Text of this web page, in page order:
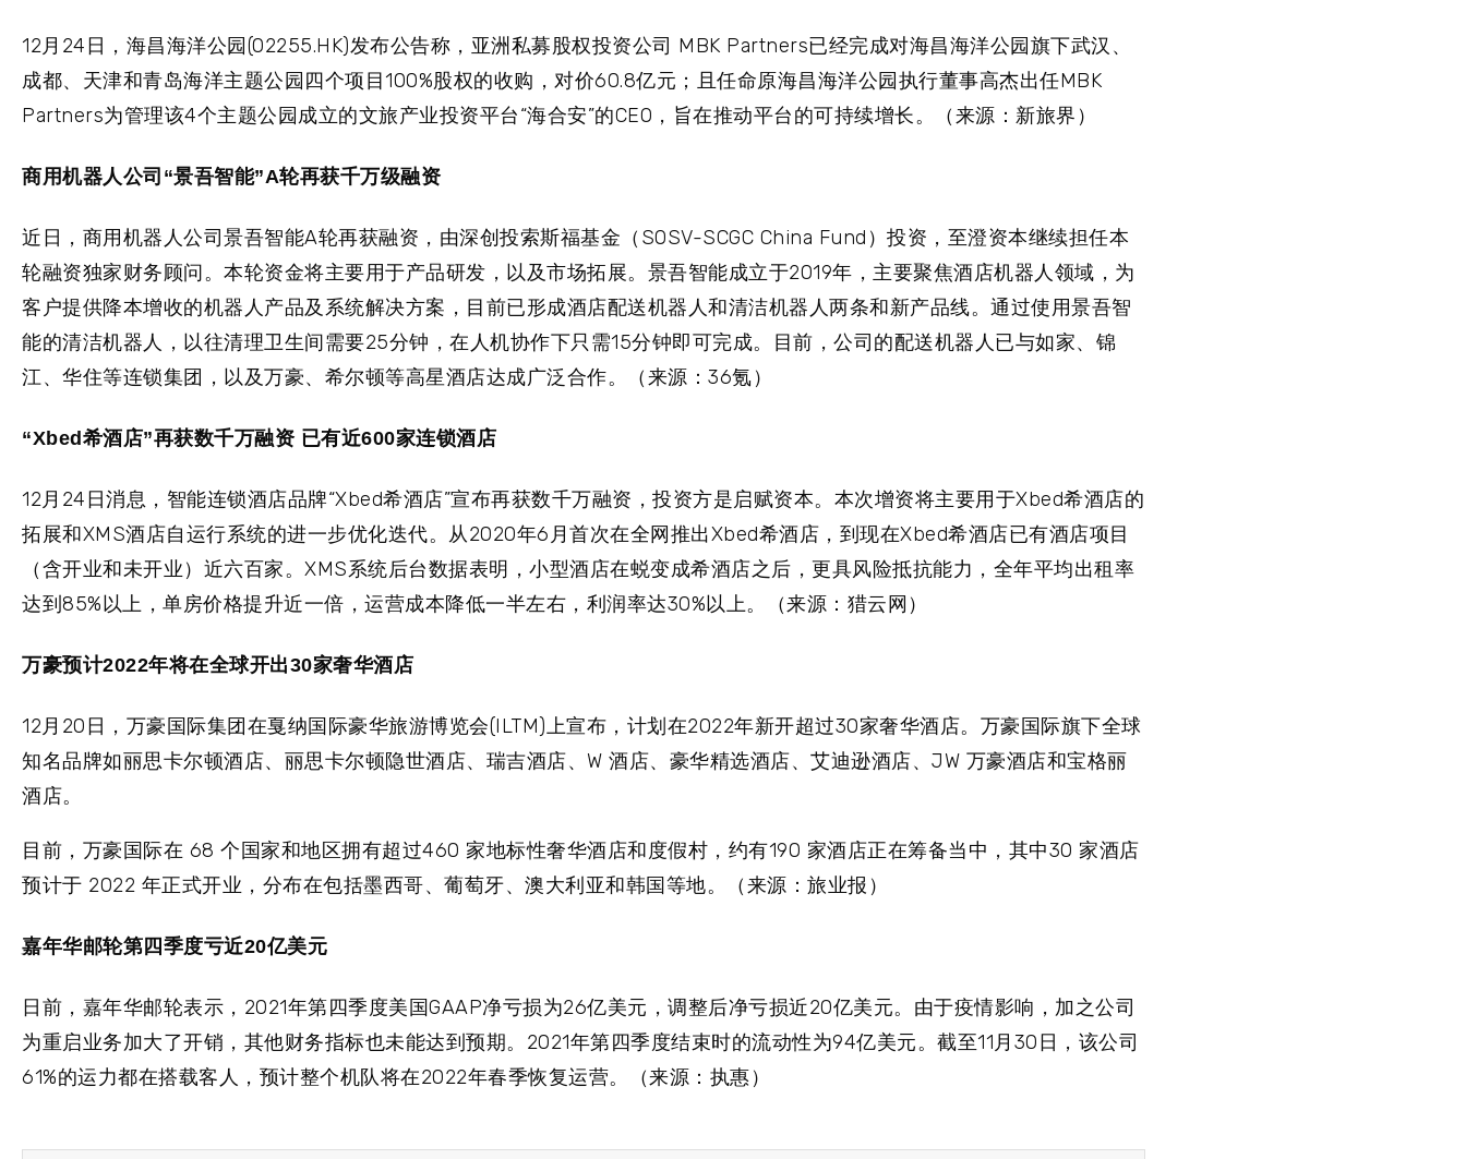
12月24日，海昌海洋公园(02255.HK)发布公告称，亚洲私募股权投资公司 MBK Partners已经完成对海昌海洋公园旗下武汉、
成都、天津和青岛海洋主题公园四个项目100%股权的收购，对价60.8亿元；且任命原海昌海洋公园执行董事高杰出任MBK
Partners为管理该4个主题公园成立的文旅产业投资平台“海合安”的CEO，旨在推动平台的可持续增长。（来源：新旅界）
商用机器人公司“景吾智能”A轮再获千万级融资
近日，商用机器人公司景吾智能A轮再获融资，由深创投索斯福基金（SOSV-SCGC China Fund）投资，至澄资本继续担任本
轮融资独家财务顾问。本轮资金将主要用于产品研发，以及市场拓展。景吾智能成立于2019年，主要聚焦酒店机器人领域，为
客户提供降本增收的机器人产品及系统解决方案，目前已形成酒店配送机器人和清洁机器人两条和新产品线。通过使用景吾智
能的清洁机器人，以往清理卫生间需要25分钟，在人机协作下只需15分钟即可完成。目前，公司的配送机器人已与如家、锦
江、华住等连锁集团，以及万豪、希尔顿等高星酒店达成广泛合作。（来源：36氪）
“Xbed希酒店”再获数千万融资 已有近600家连锁酒店
12月24日消息，智能连锁酒店品牌“Xbed希酒店”宣布再获数千万融资，投资方是启赋资本。本次增资将主要用于Xbed希酒店的
拓展和XMS酒店自运行系统的进一步优化迭代。从2020年6月首次在全网推出Xbed希酒店，到现在Xbed希酒店已有酒店项目
（含开业和未开业）近六百家。XMS系统后台数据表明，小型酒店在蜕变成希酒店之后，更具风险抵抗能力，全年平均出租率
达到85%以上，单房价格提升近一倍，运营成本降低一半左右，利润率达30%以上。（来源：猎云网）
万豪预计2022年将在全球开出30家奢华酒店
12月20日，万豪国际集团在戛纳国际豪华旅游博览会(ILTM)上宣布，计划在2022年新开超过30家奢华酒店。万豪国际旗下全球
知名品牌如丽思卡尔顿酒店、丽思卡尔顿隐世酒店、瑞吉酒店、W 酒店、豪华精选酒店、艾迪逊酒店、JW 万豪酒店和宝格丽
酒店。
目前，万豪国际在 68 个国家和地区拥有超过460 家地标性奢华酒店和度假村，约有190 家酒店正在筹备当中，其中30 家酒店
预计于 2022 年正式开业，分布在包括墨西哥、葡萄牙、澳大利亚和韩国等地。（来源：旅业报）
嘉年华邮轮第四季度亏近20亿美元
日前，嘉年华邮轮表示，2021年第四季度美国GAAP净亏损为26亿美元，调整后净亏损近20亿美元。由于疫情影响，加之公司
为重启业务加大了开销，其他财务指标也未能达到预期。2021年第四季度结束时的流动性为94亿美元。截至11月30日，该公司
61%的运力都在搭载客人，预计整个机队将在2022年春季恢复运营。（来源：执惠）